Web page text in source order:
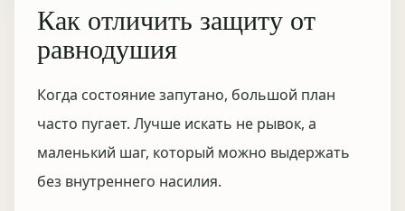
Как отличить защиту от
равнодушия
Когда состояние запутано, большой план
часто пугает. Лучше искать не рывок, а
маленький шаг, который можно выдержать
без внутреннего насилия.